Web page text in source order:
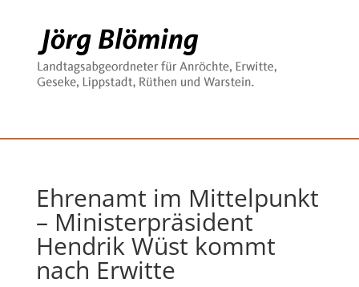
Ehrenamt im Mittelpunkt
– Ministerpräsident
Hendrik Wüst kommt
nach Erwitte